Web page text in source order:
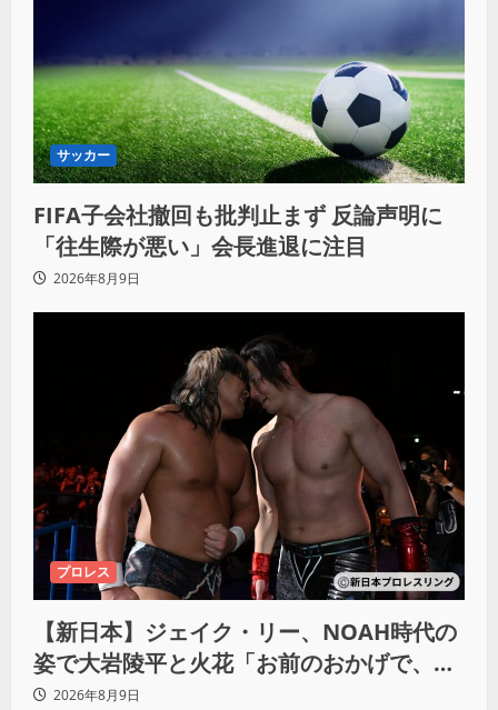
サッカー
FIFA子会社撤回も批判止まず 反論声明に
「往生際が悪い」会長進退に注目
2026年8月9日
プロレス
【新日本】ジェイク・リー、NOAH時代の
姿で大岩陵平と火花「お前のおかげで、忘
れてたもの思い出したわ」
2026年8月9日